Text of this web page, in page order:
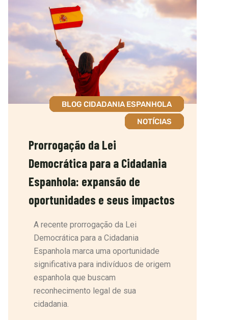
BLOG CIDADANIA ESPANHOLA
NOTÍCIAS
Prorrogação da Lei
Democrática para a Cidadania
Espanhola: expansão de
oportunidades e seus impactos
A recente prorrogação da Lei
Democrática para a Cidadania
Espanhola marca uma oportunidade
significativa para indivíduos de origem
espanhola que buscam
reconhecimento legal de sua
cidadania.